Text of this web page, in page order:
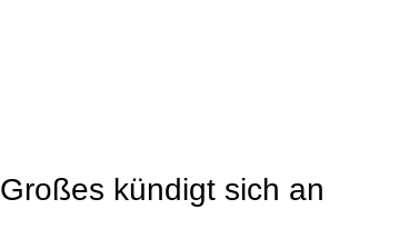
Großes kündigt sich an